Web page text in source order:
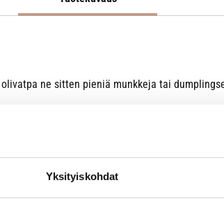
Yksityiskohdat
ne sitten pieniä munkkeja tai
toimi kaikilla induktioliesillä.
Teräs- ja valurautakahvaiset
valurautapannu käytön jälkeen
pesee, sitä paremman tarttumattomuuden